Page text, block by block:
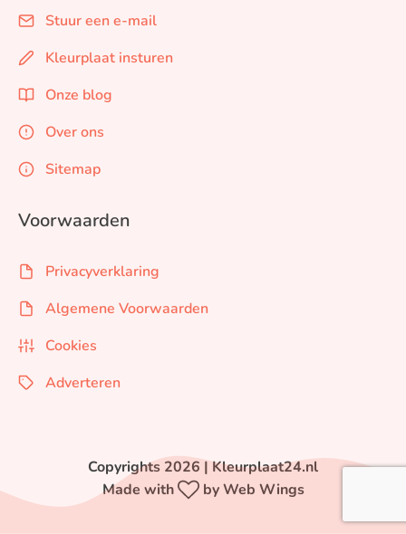
Stuur een e-mail
Kleurplaat insturen
Onze blog
Over ons
Sitemap
Voorwaarden
Privacyverklaring
Algemene Voorwaarden
Cookies
Adverteren
Copyrights 2026 | Kleurplaat24.nl
Made with
by Web Wings